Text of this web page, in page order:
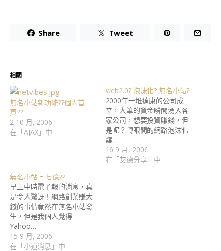
Share Tweet
相關
無名小站新功能??個人首
頁??
2 10 月, 2006
在「AJAX」中
web2.0? 泡沫化? 無名小站?
2000年一堆達康的公司成
立，大筆的資金瞬間湧入各
家公司，想要投資賺錢，但
是呢？轉眼間的網路泡沫化
讓…
16 9 月, 2006
在「艾德分享」中
無名小站 = 七億??
早上中時電子報的消息，真
是令人驚訝！網路創業賺大
錢的事情竟然在無名小站發
生，但是我個人覺得
Yahoo…
15 9 月, 2006
在「小道消息」中